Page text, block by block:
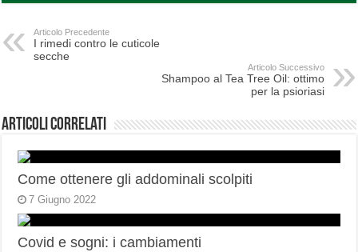
Articolo Precedente
I rimedi contro le cuticole
secche
Articolo Successivo
Shampoo al Tea Tree Oil: ottimo
per la psioriasi
Articoli correlati
Come ottenere gli addominali scolpiti
7 Giugno 2022
Covid e sogni: i cambiamenti